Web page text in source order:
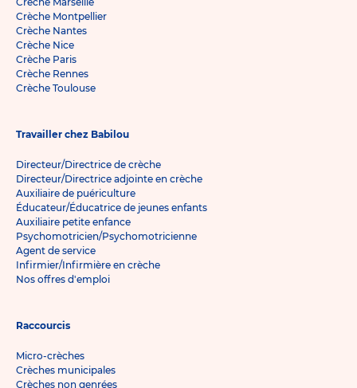
Crèche Montpellier
Crèche Nantes
Crèche Nice
Crèche Paris
Crèche Rennes
Crèche Toulouse
Travailler chez Babilou
Directeur/Directrice de crèche
Directeur/Directrice adjointe en crèche
Auxiliaire de puériculture
Éducateur/Éducatrice de jeunes enfants
Auxiliaire petite enfance
Psychomotricien/Psychomotricienne
Agent de service
Infirmier/Infirmière en crèche
Nos offres d'emploi
Raccourcis
Micro-crèches
Crèches municipales
Crèches non genrées